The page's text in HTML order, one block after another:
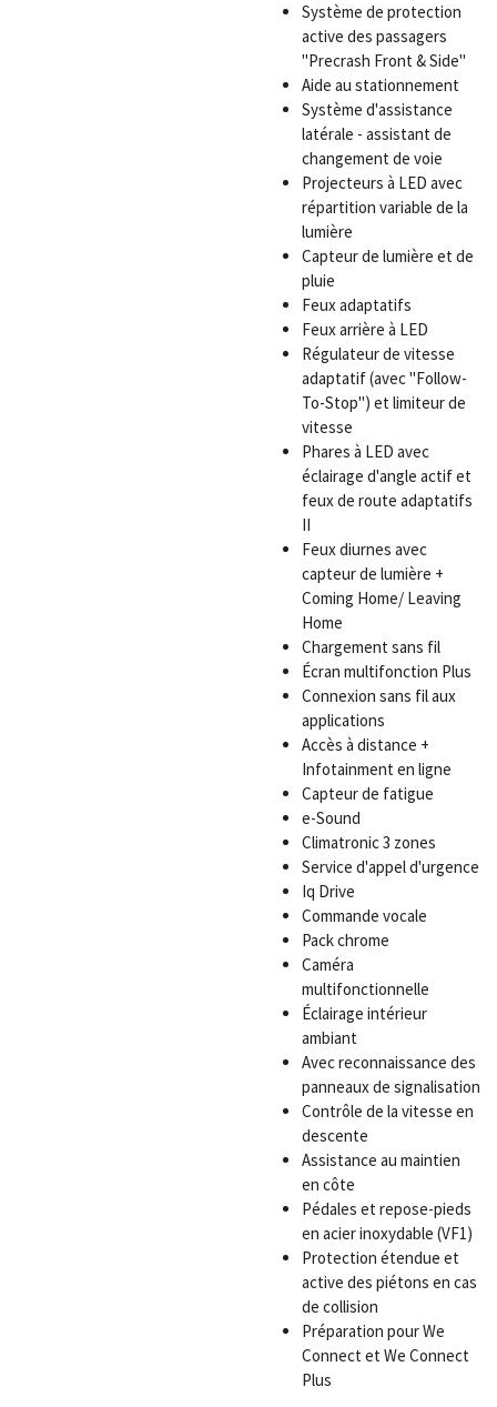
Système de protection
active des passagers
"Precrash Front & Side"
Aide au stationnement
Système d'assistance
latérale - assistant de
changement de voie
Projecteurs à LED avec
répartition variable de la
lumière
Capteur de lumière et de
pluie
Feux adaptatifs
Feux arrière à LED
Régulateur de vitesse
adaptatif (avec "Follow-
To-Stop") et limiteur de
vitesse
Phares à LED avec
éclairage d'angle actif et
feux de route adaptatifs
II
Feux diurnes avec
capteur de lumière +
Coming Home/ Leaving
Home
Chargement sans fil
Écran multifonction Plus
Connexion sans fil aux
applications
Accès à distance +
Infotainment en ligne
Capteur de fatigue
e-Sound
Climatronic 3 zones
Service d'appel d'urgence
Iq Drive
Commande vocale
Pack chrome
Caméra
multifonctionnelle
Éclairage intérieur
ambiant
Avec reconnaissance des
panneaux de signalisation
Contrôle de la vitesse en
descente
Assistance au maintien
en côte
Pédales et repose-pieds
en acier inoxydable (VF1)
Protection étendue et
active des piétons en cas
de collision
Préparation pour We
Connect et We Connect
Plus